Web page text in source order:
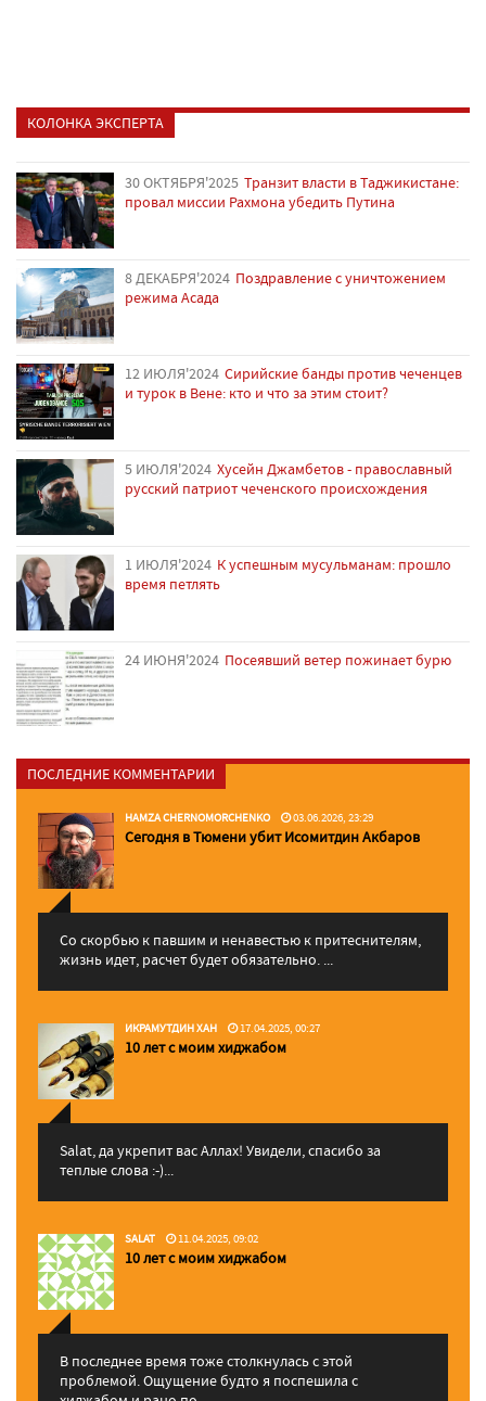
КОЛОНКА ЭКСПЕРТА
30 ОКТЯБРЯ'2025 Транзит власти в Таджикистане:
провал миссии Рахмона убедить Путина
8 ДЕКАБРЯ'2024 Поздравление с уничтожением
режима Асада
12 ИЮЛЯ'2024 Сирийские банды против чеченцев
и турок в Вене: кто и что за этим стоит?
5 ИЮЛЯ'2024 Хусейн Джамбетов - православный
русский патриот чеченского происхождения
1 ИЮЛЯ'2024 К успешным мусульманам: прошло
время петлять
24 ИЮНЯ'2024 Посеявший ветер пожинает бурю
ПОСЛЕДНИЕ КОММЕНТАРИИ
HAMZA CHERNOMORCHENKO 03.06.2026, 23:29
Сегодня в Тюмени убит Исомитдин Акбаров
Со скорбью к павшим и ненавестью к притеснителям,
жизнь идет, расчет будет обязательно. ...
ИКРАМУТДИН ХАН 17.04.2025, 00:27
10 лет с моим хиджабом
Salat, да укрепит вас Аллаx! Увидели, спасибо за
теплые слова :-)...
SALAT 11.04.2025, 09:02
10 лет с моим хиджабом
В последнее время тоже столкнулась с этой
проблемой. Ощущение будто я поспешила с